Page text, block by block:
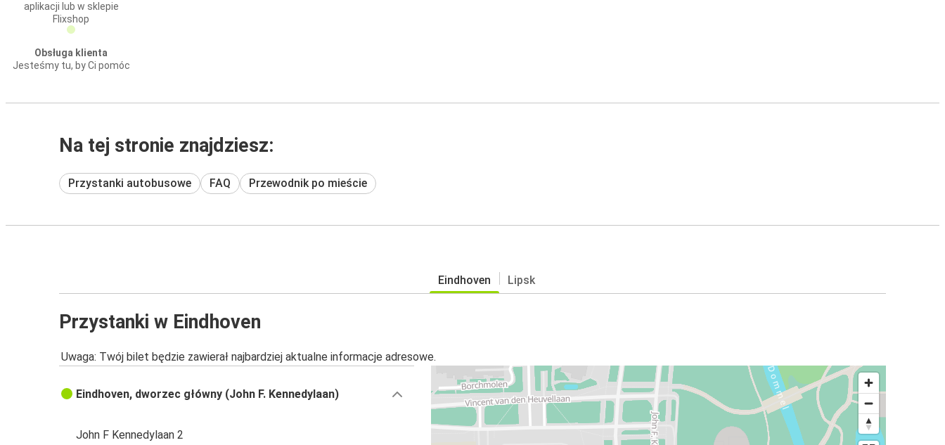
aplikacji lub w sklepie
Flixshop
Obsługa klienta
Jesteśmy tu, by Ci pomóc
Na tej stronie znajdziesz:
Przystanki autobusowe FAQ Przewodnik po mieście
Eindhoven Lipsk
Przystanki w Eindhoven
Uwaga: Twój bilet będzie zawierał najbardziej aktualne informacje adresowe.
Eindhoven, dworzec główny (John F. Kennedylaan)
John F Kennedylaan 2